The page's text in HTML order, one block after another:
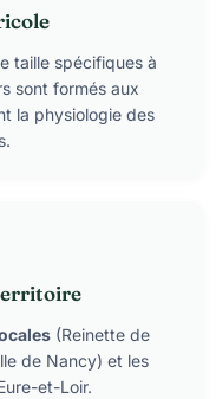
taille spécifiques à
sont formés aux
la physiologie des
(Reinette de
de Nancy) et les
et-Loir.